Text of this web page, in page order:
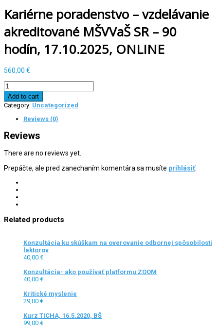
Kariérne poradenstvo – vzdelávanie
akreditované MŠVVaŠ SR – 90
hodín, 17.10.2025, ONLINE
560,00 €
Kariérne
poradenstvo
vzdelávanie
MŠVVaŠ
hodín,
17.10.2025,
ONLINE
quantity
Add to cart
Category: Uncategorized
Reviews (0)
Reviews
There are no reviews yet.
Prepáčte, ale pred zanechaním komentára sa musíte prihlásiť.
Related products
Konzultácia ku skúškam na overovanie odbornej spôsobilosti
lektorov
40,00 €
Konzultácia- ako používať platformu ZOOM
40,00 €
Kritické myslenie
29,00 €
Kurz TICHA, 16.5.2020, BŠ
99,00 €